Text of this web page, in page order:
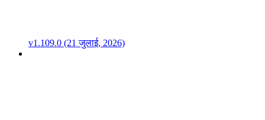
v1.109.0 (21 जुलाई, 2026)